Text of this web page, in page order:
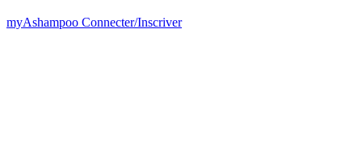
myAshampoo Connecter/Inscriver